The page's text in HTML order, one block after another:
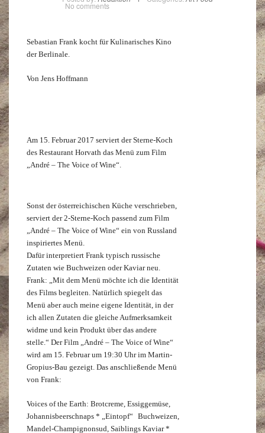
No comments
Sebastian Frank kocht für Kulinarisches Kino
der Berlinale.
Von Jens Hoffmann
Am 15. Februar 2017 serviert der Sterne-Koch
des Restaurant Horvath das Menü zum Film
„André – The Voice of Wine“.
Sonst der österreichischen Küche verschrieben,
serviert der 2-Sterne-Koch passend zum Film
„André – The Voice of Wine“ ein von Russland
inspiriertes Menü.
Dafür interpretiert Frank typisch russische
Zutaten wie Buchweizen oder Kaviar neu.
Frank: „Mit dem Menü möchte ich die Identität
des Films begleiten. Natürlich spiegelt das
Menü aber auch meine eigene Identität, in der
ich allen Zutaten die gleiche Aufmerksamkeit
widme und kein Produkt über das andere
stelle.“ Der Film „André – The Voice of Wine“
wird am 15. Februar um 19:30 Uhr im Martin-
Gropius-Bau gezeigt. Das anschließende Menü
von Frank:
Voices of the Earth: Brotcreme, Essiggemüse,
Johannisbeerschnaps * „Eintopf“ Buchweizen,
Mandel-Champignonsud, Saiblings Kaviar *